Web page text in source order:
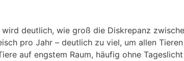
deutlich, wie groß die Diskrepanz
pro Jahr – deutlich zu viel, um allen
auf engstem Raum, häufig ohne